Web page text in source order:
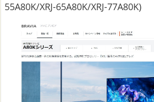
55A80K/XRJ-65A80K/XRJ-77A80K)